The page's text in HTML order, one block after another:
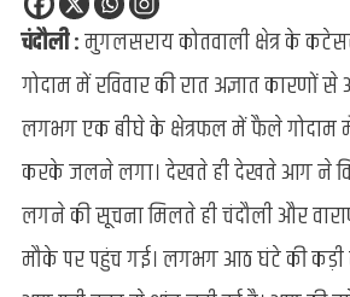
कबाड़
गोदाम
में
लगी
आग,
हुआ
लाखों
चंदौली :मुगलसराय कोतवाली क्षेत्र के
गोदाम में रविवार की रात अज्ञात कारणों
लगभग एक बीघे के क्षेत्रफल में फैले गोदाम
करके जलने लगा। देखते ही देखते आग ने
लगने की सूचना मिलते ही चंदौली और
मौके पर पहुंच गई। लगभग आठ घंटे की